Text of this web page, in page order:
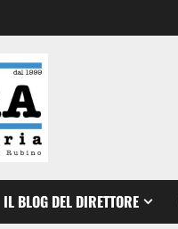
IL BLOG DEL DIRETTORE